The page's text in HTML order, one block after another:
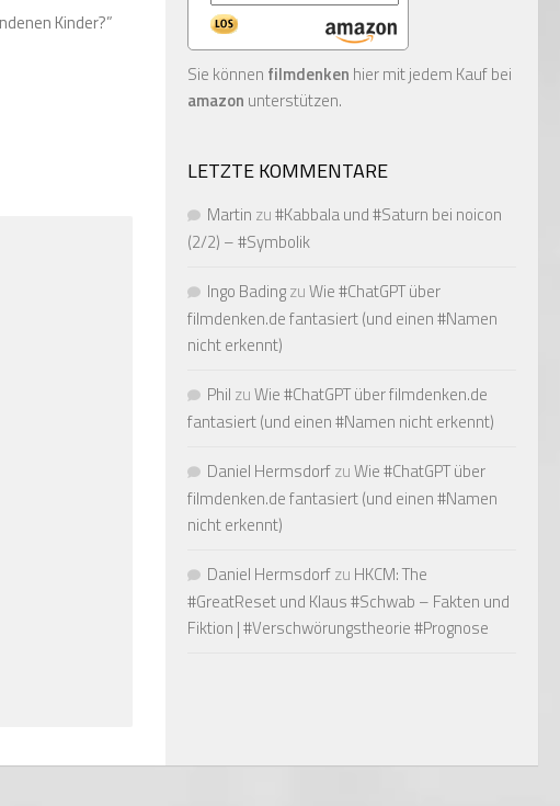
Kinder?”
Sie können filmdenken hier mit jedem Kauf bei
amazon unterstützen.
LETZTE KOMMENTARE
Martin zu#Kabbala und #Saturn bei noicon
(2/2) – #Symbolik
Ingo BadingzuWie #ChatGPT über
filmdenken.de fantasiert (und einen #Namen
nicht erkennt)
Phil zuWie #ChatGPT über filmdenken.de
fantasiert (und einen #Namen nicht erkennt)
Daniel HermsdorfzuWie #ChatGPT über
filmdenken.de fantasiert (und einen #Namen
nicht erkennt)
Daniel Hermsdorfzu HKCM: The
#GreatReset und Klaus #Schwab – Fakten und
Fiktion | #Verschwörungstheorie #Prognose